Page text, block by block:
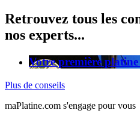
Retrouvez tous les
nos experts...
Votre première
Plus de conseils
maPlatine.com s'engage pour vous